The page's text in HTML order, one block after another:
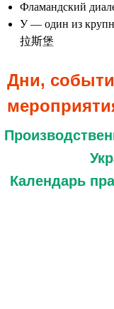
Фламандский
У — один из
拉斯堡
Дни,
Календарь